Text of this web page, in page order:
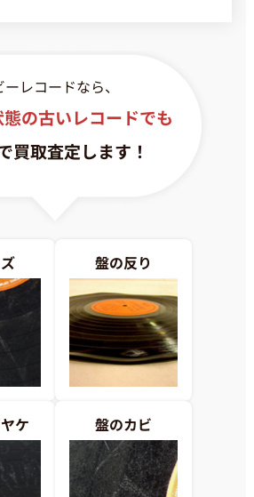
ーレコードなら、
態の古いレコードでも
買取査定します！
盤の反り
ケ 盤のカビ